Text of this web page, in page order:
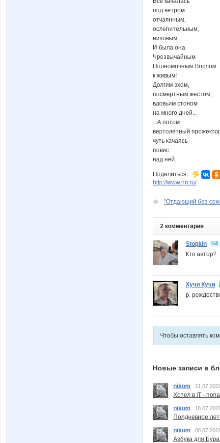
под ветром
отчаянным,
ослепительным,
низовым...
И была она
Чрезвычайным
Полномочным Послом
к живым!
Долгим эхом,
посмертным жестом,
вдовьим стоном
на много дней...
...А потом
вертолетный
чуть качаясь
повис
над ней.
Поделиться:
http://www.nn.ru/
"Отдающий без
2 комментария
Stopkin
Кто автор?
Хучи Кучи
р.
Чтобы оставлять
Новые записи в
nikom
Хотел в IT -
nikom
Полдневное
nikom
Азбука для